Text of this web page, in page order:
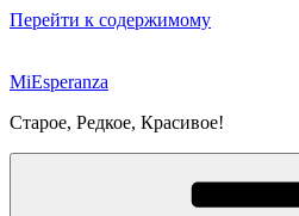
Перейти к содержимому
MiEsperanza
Старое, Редкое, Красивое!